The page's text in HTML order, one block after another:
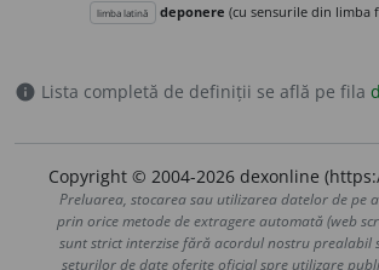
limba latină deponere (cu sensurile din limba
info Lista completă de definiții se află pe fila
Copyright © 2004-2026 dexonline
Preluarea, stocarea sau utilizarea datelor de pe
prin orice metode de extragere automată (web
sunt strict interzise fără acordul nostru prealabil
seturilor de date oferite oficial spre utilizare